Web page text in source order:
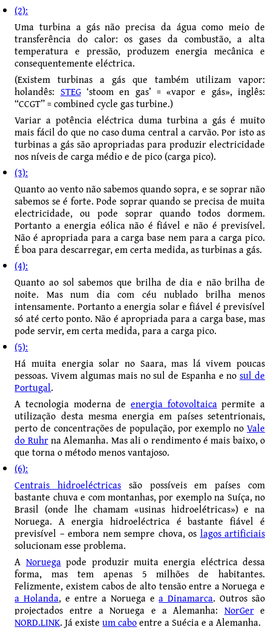
(2):
Uma turbina a gás não precisa da água como meio de
transferência do calor: os gases da combustão, a alta
temperatura e pressão, produzem energia mecânica e
consequente­mente eléctrica.
(Existem turbinas a gás que também utilizam vapor:
holandês: STEG‘stoom en gas’ = «vapor e gás», inglês:
“CCGT” = combined cycle gas turbine.)
Variar a potência eléctrica duma turbina a gás é muito
mais fácil do que no caso duma central a carvão. Por isto as
turbinas a gás são apropriadas para produzir electricidade
nos níveis de carga médio e de pico (carga pico).
(3):
Quanto ao vento não sabemos quando sopra, e se soprar não
sabemos se é forte. Pode soprar quando se precisa de muita
electricidade, ou pode soprar quando todos dormem.
Portanto a energia eólica não é fiável e não é previsível.
Não é apropriada para a carga base nem para a carga pico.
É boa para descarregar, em certa medida, as turbinas a gás.
(4):
Quanto ao sol sabemos que brilha de dia e não brilha de
noite. Mas num dia com céu nublado brilha menos
intensamente. Portanto a energia solar e fiável é previsível
só até certo ponto. Não é apropriada para a carga base, mas
pode servir, em certa medida, para a carga pico.
(5):
Há muita energia solar no Saara, mas lá vivem poucas
pessoas. Vivem algumas mais no sul de Espanha e nosul de
Portugal.
A tecnologia moderna deenergia fotovoltaicapermite a
utilização desta mesma energia em países setentrionais,
perto de concentrações de população, por exemplo no Vale
do Ruhrna Alemanha. Mas ali o rendimento é mais baixo, o
que torna o método menos vantajoso.
(6):
Centrais hidroeléctricas são possíveis em países com
bastante chuva e com montanhas, por exemplo na Suíça, no
Brasil (onde lhe chamam «usinas hidroelétricas») e na
Noruega. A energia hidroeléctrica é bastante fiável é
previsível – embora nem sempre chova, os lagos artificiais
solucionam esse problema.
A Noruegapode produzir muita energia eléctrica dessa
forma, mas tem apenas 5 milhões de habitantes.
Felizmente, existem cabos de alto tensão entre a Noruega e
a Holanda, e entre a Noruega ea Dinamarca. Outros são
projectados entre a Noruega e a Alemanha: NorGere
NORD.LINK. Já existeum caboentre a Suécia e a Alemanha.